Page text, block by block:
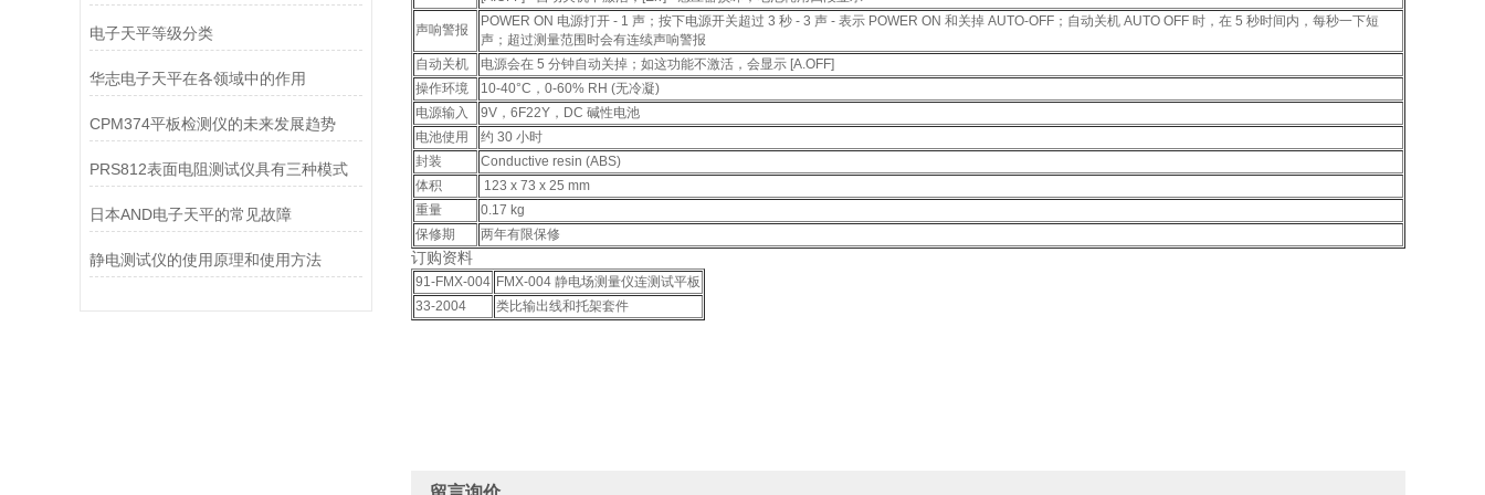
电子天平等级分类
华志电子天平在各领域中的作用
CPM374平板检测仪的未来发展趋势
PRS812表面电阻测试仪具有三种模式
日本AND电子天平的常见故障
静电测试仪的使用原理和使用方法
声响警报
POWER ON 电源打开 - 1 声；按下电源开关超过 3 秒 - 3 声 - 表示 POWER ON 和关掉 AUTO-OFF；自动关机 AUTO OFF 时，在 5 秒时间内，每秒一下短
声；超过测量范围时会有连续声响警报
自动关机
电源会在 5 分钟自动关掉；如这功能不激活，会显示 [A.OFF]
操作环境
10-40°C，0-60% RH (无冷凝)
电源输入
9V，6F22Y，DC 碱性电池
电池使用
约 30 小时
封装
Conductive resin (ABS)
体积
123 x 73 x 25 mm
重量
0.17 kg
保修期
两年有限保修
订购资料
91-FMX-004 FMX-004 静电场测量仪连测试平板
33-2004
类比输出线和托架套件